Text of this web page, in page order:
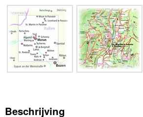
Beschrijving